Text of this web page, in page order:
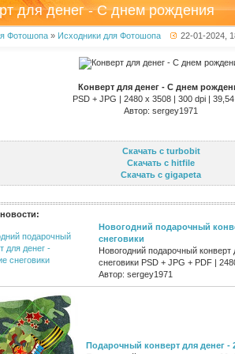
для денег - С днем рождения
Фотошопа » Исходники для Фотошопа 22-01-2024,
Конверт для денег - С днем
PSD + JPG | 2480 x 3508 | 300 dpi |
Автор: sergey1971
Скачать с turbobit
Скачать с hitfile
Скачать с gigapeta
Новогодний подарочный
снеговики
Новогодний подарочный конверт
снеговики PSD + JPG + PDF |
Автор: sergey1971
Подарочный конверт для денег -